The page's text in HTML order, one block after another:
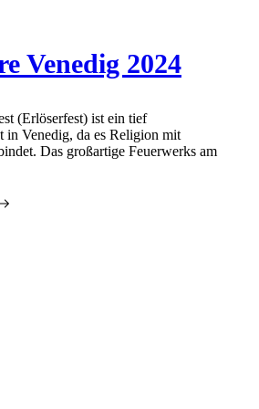
Venedig 2024
(Erlöserfest) ist ein tief
in Venedig, da es Religion mit
Das großartige Feuerwerks am